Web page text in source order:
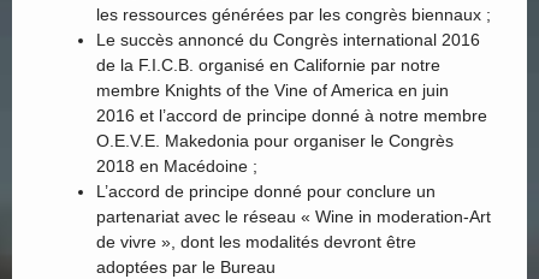
les ressources générées par les congrès biennaux ;
Le succès annoncé du Congrès international 2016
de la F.I.C.B. organisé en Californie par notre
membre Knights of the Vine of America en juin
2016 et l’accord de principe donné à notre membre
O.E.V.E. Makedonia pour organiser le Congrès
2018 en Macédoine ;
L’accord de principe donné pour conclure un
partenariat avec le réseau « Wine in moderation-Art
de vivre », dont les modalités devront être
adoptées par le Bureau